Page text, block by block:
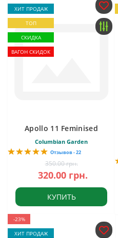
ХИТ ПРОДАЖ
ТОП
СКИДКА
ВАГОН СКИДОК
Apollo 11 Feminised
Columbian Garden
Отзывов - 22
350.00 грн.
320.00 грн.
КУПИТЬ
-23%
ХИТ ПРОДАЖ